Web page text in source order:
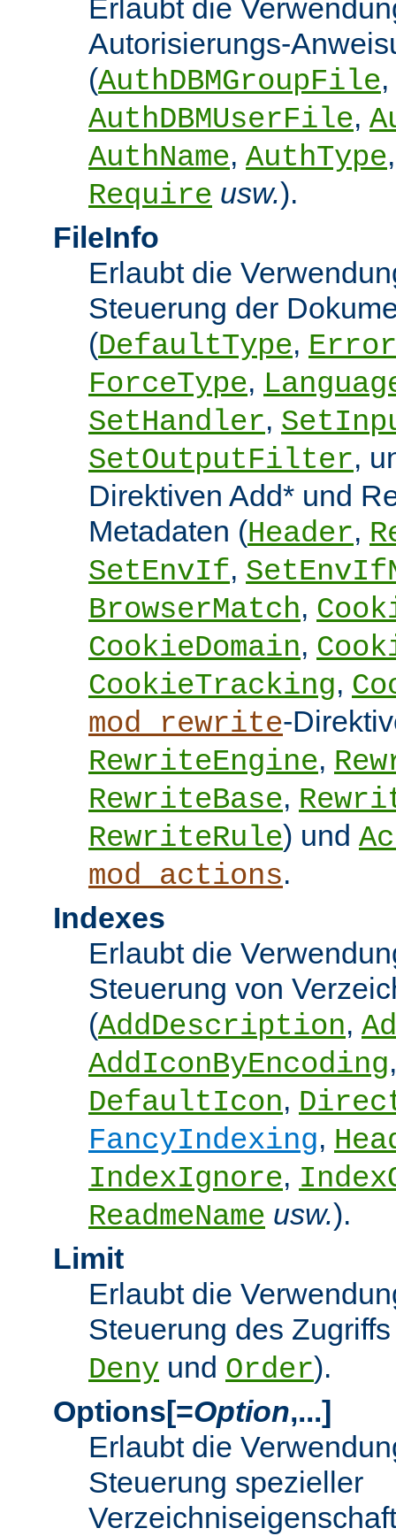
Erlaubt die
Autorisierungs-
(AuthDBMGroupFile,
AuthDBMUserFile,
AuthName, AuthType
Require usw.).
FileInfo
Erlaubt die
Steuerung der
(DefaultType,
ForceType,
SetHandler,
SetOutputFilter,
Direktiven Add* und
Metadaten (Header,
SetEnvIf,
BrowserMatch,
CookieDomain,
CookieTracking,
mod_rewrite-
RewriteEngine,
RewriteBase,
RewriteRule) und
mod_actions.
Indexes
Erlaubt die
Steuerung von
(AddDescription,
AddIconByEncoding
DefaultIcon,
FancyIndexing,
IndexIgnore,
ReadmeName usw.).
Limit
Erlaubt die
Steuerung des
Deny und Order).
Options[=Option,...]
Erlaubt die
Steuerung spezieller